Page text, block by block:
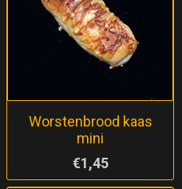
Worstenbrood kaas
mini
€1,45